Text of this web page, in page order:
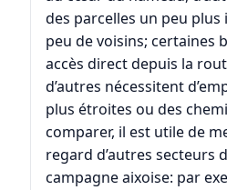
des parcelles un peu plus
peu de voisins; certaines
accès direct depuis la
d’autres nécessitent
plus étroites ou des
comparer, il est utile de
regard d’autres secteurs
campagne aixoise: par